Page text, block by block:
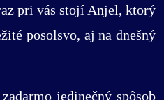
pri vás stojí Anjel, ktorý
posolsvo, aj na dnešný
jedinečný spôsob